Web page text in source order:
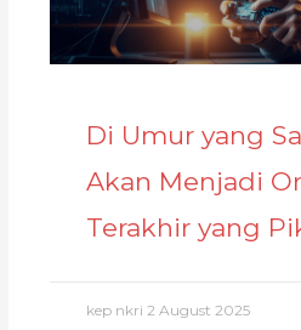
Di Umur yang
Akan Menjadi
Terakhir yang
kep nkri 2 August 2025